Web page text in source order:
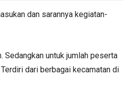
dan sarannya kegiatan-
Sedangkan untuk jumlah peserta
dari berbagai kecamatan di